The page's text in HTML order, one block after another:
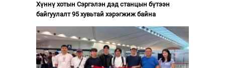
Хүннү хотын Сэргэлэн дэд станцын бүтээн
байгуулалт 95 хувьтай хэрэгжиж байна